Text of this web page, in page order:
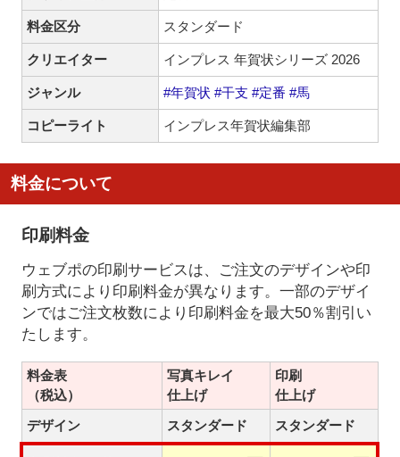
料金区分 スタンダード
クリエイター インプレス 年賀状シリーズ 2026
ジャンル #年賀状 #干支 #定番 #馬
コピーライト インプレス年賀状編集部
料金について
印刷料金
ウェブポの印刷サービスは、ご注文のデザインや印
刷方式により印刷料金が異なります。一部のデザイ
ンではご注文枚数により印刷料金を最大50％割引い
たします。
料金表
（税込）
写真キレイ
仕上げ
印刷
仕上げ
デザイン
スタンダード スタンダード